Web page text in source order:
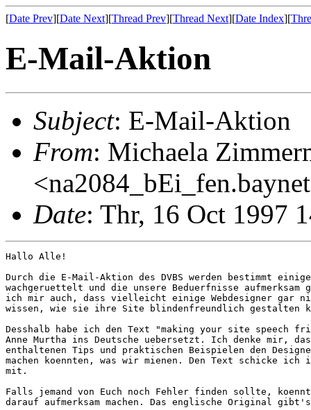
[Date Prev][Date Next][Thread Prev][Thread Next][Date Index][
E-Mail-Aktion
Subject: E-Mail-Aktion
From: Michaela
Date: Thr, 16 Oct 1997
Hallo Alle!
Durch die E-Mail-Aktion des DVBS werden bestimmt
wachgeruettelt und die unsere Beduerfnisse aufmerksam
ich mir auch, dass vielleicht einige Webdesigner gar
wissen, wie sie ihre Site blindenfreundlich gestalten
Desshalb habe ich den Text "making your site speech
Anne Murtha ins Deutsche uebersetzt. Ich denke mir,
enthaltenen Tips und praktischen Beispielen den
machen koennten, was wir mienen. Den Text schicke
mit.
Falls jemand von Euch noch Fehler finden sollte,
darauf aufmerksam machen. Das englische Original